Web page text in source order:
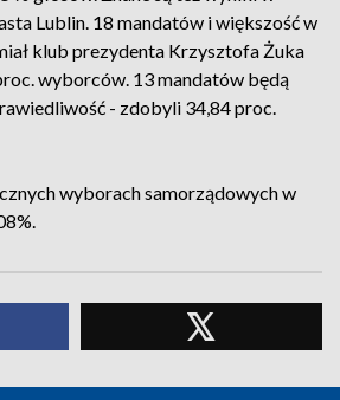
Lublin. 18 mandatów i większość w
klub prezydenta Krzysztofa Żuka
wyborców. 13 mandatów będą
- zdobyli 34,84 proc.
wyborach samorządowych w